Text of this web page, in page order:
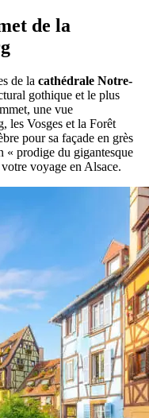
de la
de la cathédrale Notre-
gothique et le plus
une vue
les Vosges et la Forêt
pour sa façade en grès
« prodige du gigantesque
voyage en Alsace.